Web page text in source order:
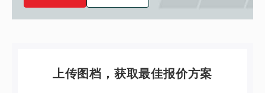
上传图档，获取最佳报价方案